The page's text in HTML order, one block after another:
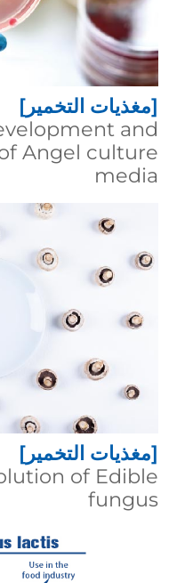
[مغذيات التخمير]
and
Angel culture
media
[مغذيات التخمير]
of Edible
fungus